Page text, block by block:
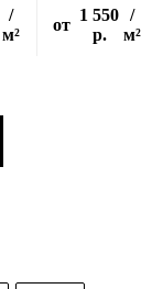
/
м²
от
1 550
р.
/
м²